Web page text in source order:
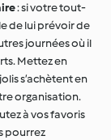
: si votre tout-
de lui prévoir de
journées où il
Mettez en
s’achètent en
organisation.
à vos favoris
pourrez